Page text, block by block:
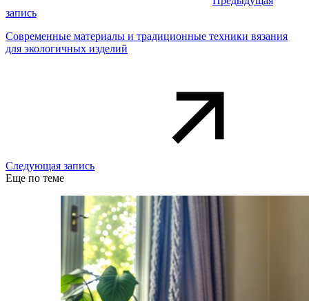
запись
Современные материалы и традиционные техники вязания
для экологичных изделий
Следующая запись
Еще по теме